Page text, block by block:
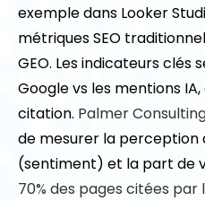
exemple dans Looker
métriques SEO
GEO. Les indicateurs clés
Google vs les mentions
citation. Palmer
de mesurer la perception
(sentiment) et la part de
70% des pages citées par